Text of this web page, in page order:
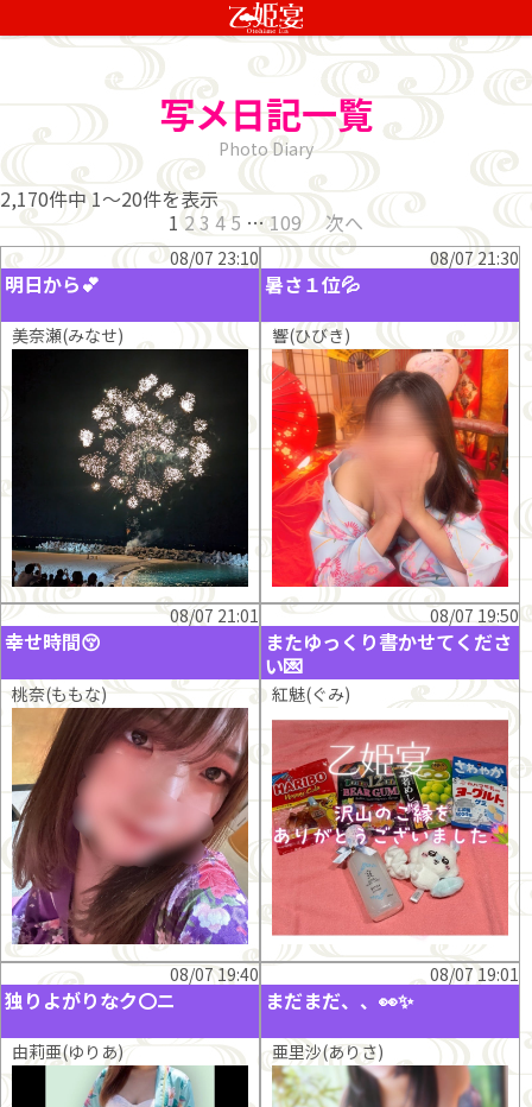
写メ日記一覧
Photo Diary
2,170件中1〜20件を表示
1 2 3 4 5 …109 次へ
08/07 23:10
明日から💕
美奈瀬(みなせ)
08/07 21:30
暑さ１位💦
響(ひびき)
08/07 21:01
幸せ時間😚
桃奈(ももな)
08/07 19:50
またゆっくり書かせてくださ
い💌
紅魅(ぐみ)
08/07 19:40
独りよがりなク〇ニ
由莉亜(ゆりあ)
08/07 19:01
まだまだ、、👀✨
亜里沙(ありさ)